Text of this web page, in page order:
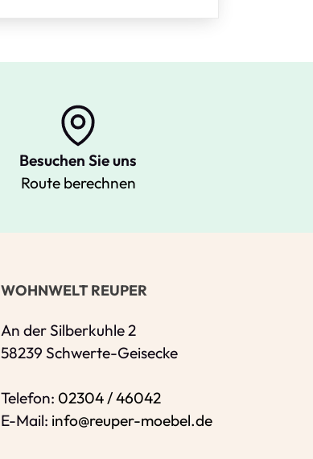
Besuchen Sie uns
Route berechnen
WOHNWELT REUPER
An der Silberkuhle 2
58239 Schwerte-Geisecke
Telefon: 02304 / 46042
E-Mail: info@reuper-moebel.de
Alle mit Stern gekennzeichneten Felder
Name*
Bitte geben Sie Ihren vollständigen
Telefon*